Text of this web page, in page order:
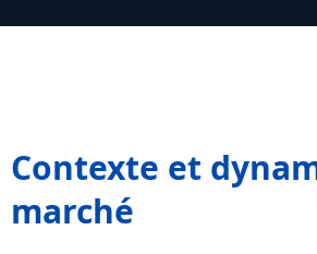
Contexte et
marché